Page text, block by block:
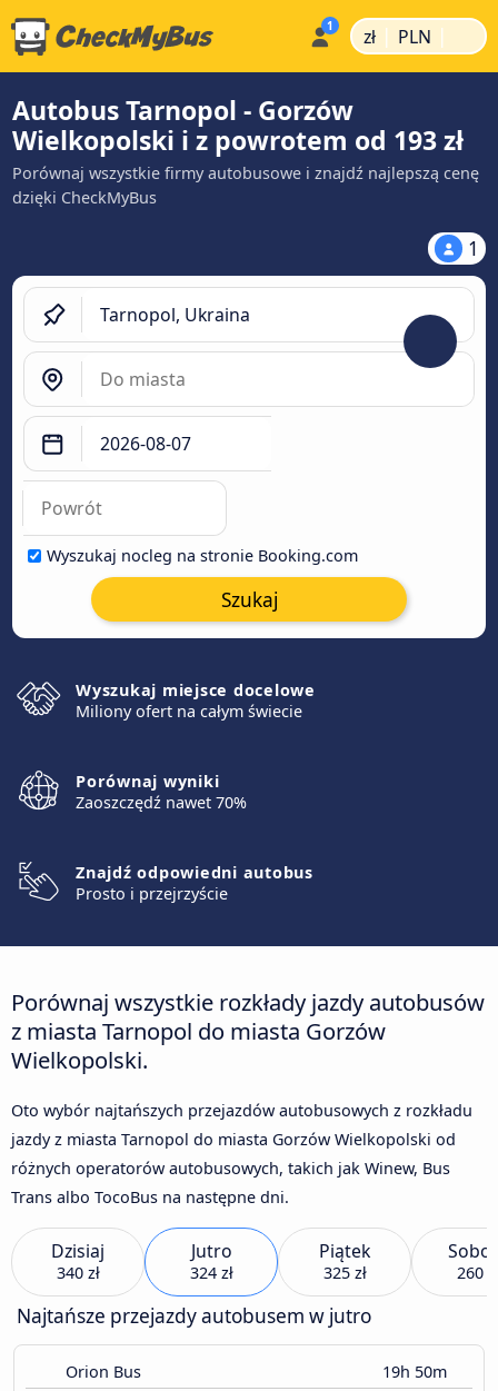
zł | PLN |
Autobus Tarnopol - Gorzów
Wielkopolski i z powrotem od 193 zł
Porównaj wszystkie firmy autobusowe i znajdź najlepszą cenę
dzięki CheckMyBus
1
Wyszukaj nocleg na stronie Booking.com
Szukaj
Wyszukaj miejsce docelowe
Miliony ofert na całym świecie
Porównaj wyniki
Zaoszczędź nawet 70%
Znajdź odpowiedni autobus
Prosto i przejrzyście
Porównaj wszystkie rozkłady jazdy autobusów
z miasta Tarnopol do miasta Gorzów
Wielkopolski.
Oto wybór najtańszych przejazdów autobusowych z rozkładu
jazdy z miasta Tarnopol do miasta Gorzów Wielkopolski od
różnych operatorów autobusowych, takich jak Winew, Bus
Trans albo TocoBus na następne dni.
Dzisiaj
340 zł
Jutro
324 zł
Piątek
325 zł 260
Najtańsze przejazdy autobusem w jutro
Orion Bus 19h 50m